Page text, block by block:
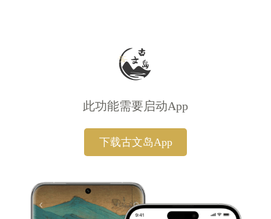
此功能需要启动App
下载古文岛App